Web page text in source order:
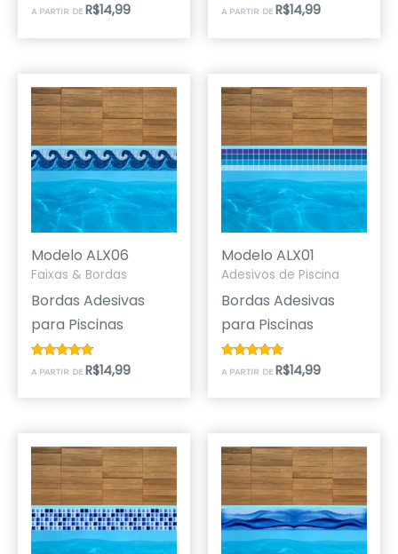
Avaliação
A PARTIR DE R$14,99
Avaliação
A PARTIR DE R$14,99
Modelo ALX06
Faixas & Bordas
Bordas Adesivas
para Piscinas
Avaliação
4.67
A PARTIR DE R$14,99
Modelo ALX01
Adesivos de Piscina
Bordas Adesivas
para Piscinas
Avaliação
5.00
A PARTIR DE R$14,99